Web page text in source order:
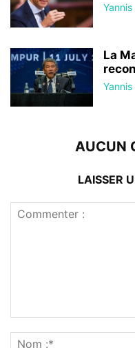
Yannis
La
Yannis
AUCUN
LAISSER